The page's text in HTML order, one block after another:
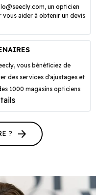
, un opticien
aider à obtenir un devis
vous bénéficiez de
des services d'ajustages et
1000 magasins opticiens
? arrow_forward